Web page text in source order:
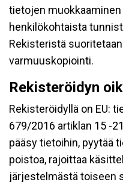
tietojen
henkilökohtaista
Rekisteristä
varmuuskopiointi.
Rekisteröidyn
Rekisteröidyllä on EU:
679/2016 artiklan 15 -
pääsy tietoihin, pyytää
poistoa, rajoittaa
järjestelmästä toiseen